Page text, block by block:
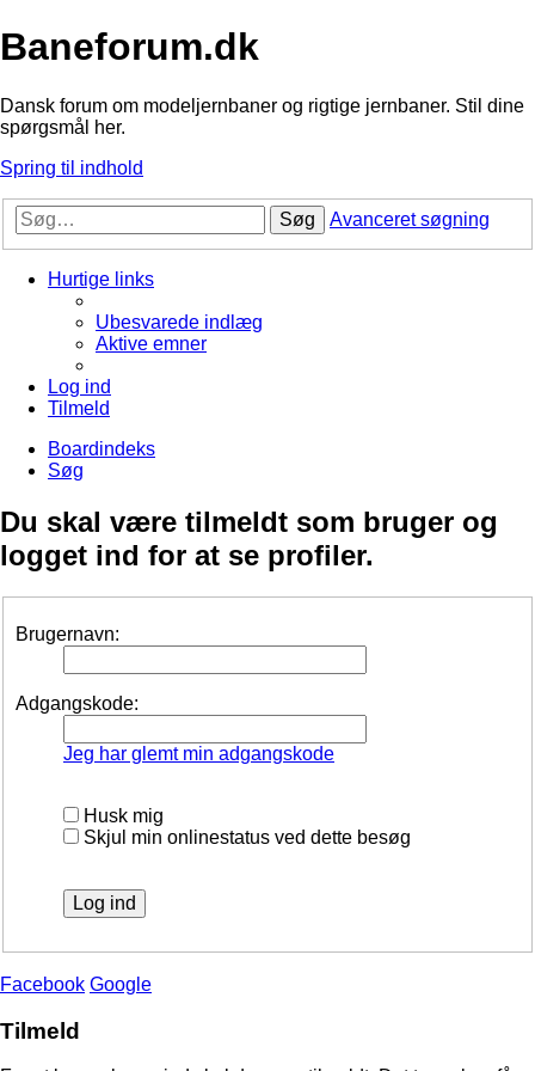
Baneforum.dk
Dansk forum om modeljernbaner og rigtige jernbaner. Stil dine
spørgsmål her.
Spring til indhold
Søg Avanceret søgning
Hurtige links
Ubesvarede indlæg
Aktive emner
Log ind
Tilmeld
Boardindeks
Søg
Du skal være tilmeldt som bruger og
logget ind for at se profiler.
Brugernavn:
Adgangskode:
Jeg har glemt min adgangskode
Husk mig
Skjul min onlinestatus ved dette besøg
Facebook Google
Tilmeld